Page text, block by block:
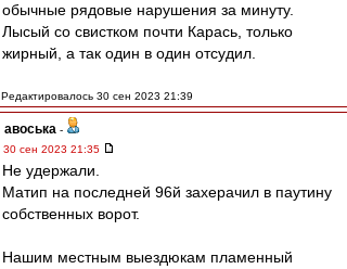
обычные рядовые нарушения за минуту.
Лысый со свистком почти Карась, только
жирный, а так один в один отсудил.
Редактировалось 30 сен 2023 21:39
авоська -
30 сен 2023 21:35
Не удержали.
Матип на последней 96й захерачил в паутину
собственных ворот.
Нашим местным выездюкам пламенный